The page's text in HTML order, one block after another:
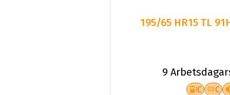
195/65 HR15 TL
9
C C